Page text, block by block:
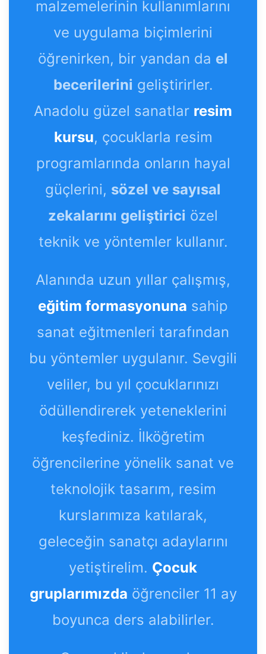
malzemelerinin kullanımlarını
ve uygulama biçimlerini
öğrenirken, bir yandan da el
becerilerini geliştirirler.
Anadolu güzel sanatlar resim
kursu, çocuklarla resim
programlarında onların hayal
güçlerini, sözel ve sayısal
zekalarını geliştirici özel
teknik ve yöntemler kullanır.
Alanında uzun yıllar çalışmış,
eğitim formasyonuna sahip
sanat eğitmenleri tarafından
bu yöntemler uygulanır. Sevgili
veliler, bu yıl çocuklarınızı
ödüllendirerek yeteneklerini
keşfediniz. İlköğretim
öğrencilerine yönelik sanat ve
teknolojik tasarım, resim
kurslarımıza katılarak,
geleceğin sanatçı adaylarını
yetiştirelim. Çocuk
gruplarımızda öğrenciler 11 ay
boyunca ders alabilirler.